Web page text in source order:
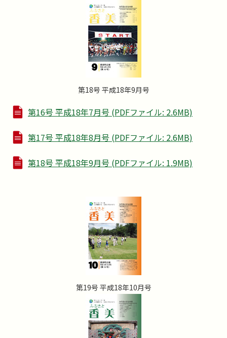
第18号 平成18年9月号
第16号 平成18年7月号 (PDFファイル: 2.6MB)
第17号 平成18年8月号 (PDFファイル: 2.6MB)
第18号 平成18年9月号 (PDFファイル: 1.9MB)
第19号 平成18年10月号